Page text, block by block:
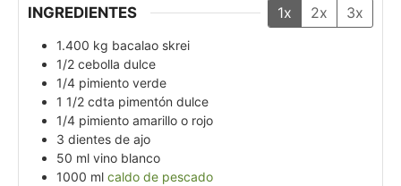
INGREDIENTES 1x 2x 3x
1.400 kg bacalao skrei
1/2 cebolla dulce
1/4 pimiento verde
1 1/2 cdta pimentón dulce
1/4 pimiento amarillo o rojo
3 dientes de ajo
50 ml vino blanco
1000 ml caldo de pescado